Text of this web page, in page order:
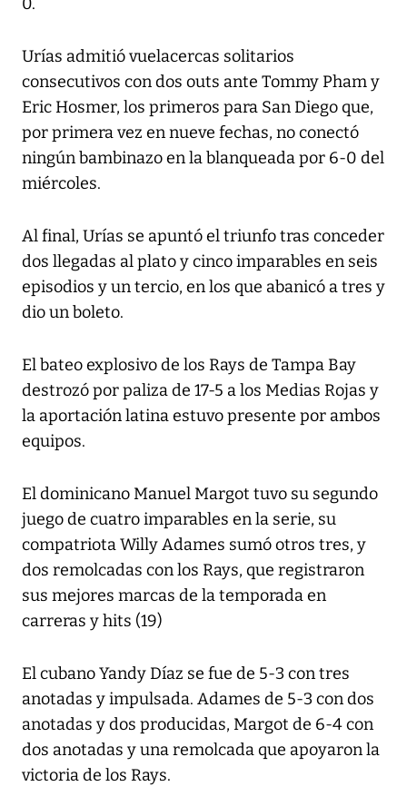
0.
Urías admitió vuelacercas solitarios
consecutivos con dos outs ante Tommy Pham y
Eric Hosmer, los primeros para San Diego que,
por primera vez en nueve fechas, no conectó
ningún bambinazo en la blanqueada por 6-0 del
miércoles.
Al final, Urías se apuntó el triunfo tras conceder
dos llegadas al plato y cinco imparables en seis
episodios y un tercio, en los que abanicó a tres y
dio un boleto.
El bateo explosivo de los Rays de Tampa Bay
destrozó por paliza de 17-5 a los Medias Rojas y
la aportación latina estuvo presente por ambos
equipos.
El dominicano Manuel Margot tuvo su segundo
juego de cuatro imparables en la serie, su
compatriota Willy Adames sumó otros tres, y
dos remolcadas con los Rays, que registraron
sus mejores marcas de la temporada en
carreras y hits (19)
El cubano Yandy Díaz se fue de 5-3 con tres
anotadas y impulsada. Adames de 5-3 con dos
anotadas y dos producidas, Margot de 6-4 con
dos anotadas y una remolcada que apoyaron la
victoria de los Rays.